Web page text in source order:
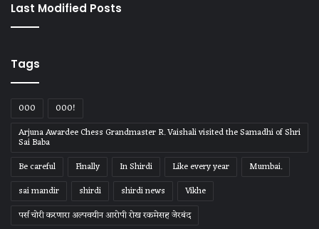
Last Modified Posts
Tags
000
000!
Arjuna Awardee Chess Grandmaster R. Vaishali visited the Samadhi of Shri
Sai Baba
Be careful
Finally In Shirdi Like every year
Mumbai.
sai mandir
shirdi shirdi news
Vikhe
पर्स चोरी करणारा अल्पवयीन आरोपी रोख रकमेसह जेरबंद